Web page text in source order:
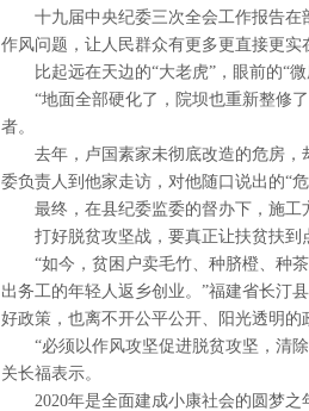
十九届中央纪委三次全会工作报告在
作风问题，让人民群众有更多更直接更实
比起远在天边的“大老虎”，眼前的“
“地面全部硬化了，院坝也重新整修
者。
去年，卢国素家未彻底改造的危房，
委负责人到他家走访，对他随口说出的“
最终，在县纪委监委的督办下，施工
打好脱贫攻坚战，要真正让扶贫扶到
“如今，贫困户卖毛竹、种脐橙、种
出务工的年轻人返乡创业。”福建省长汀
好政策，也离不开公平公开、阳光透明的
“必须以作风攻坚促进脱贫攻坚，清
关长福表示。
2020年是全面建成小康社会的圆梦